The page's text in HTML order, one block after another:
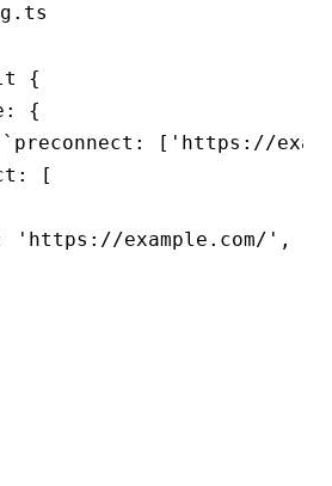
{
:
{
`preconnect: ['https://
:
[
'https://example.com/' ,